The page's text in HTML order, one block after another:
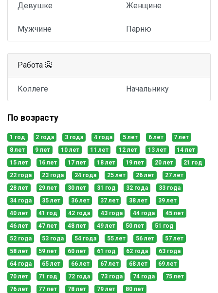
Девушке Женщине
Мужчине Парню
Работа 📀
Коллеге Начальнику
По возрасту
1 год 2 года 3 года 4 года 5 лет 6 лет
7 лет
8 лет
9 лет 10 лет 11 лет 12 лет 13 лет
14 лет
15 лет
16 лет 17 лет 18 лет 19 лет 20 лет
21 год
22 года
23 года 24 года 25 лет 26 лет
27 лет
28 лет
29 лет 30 лет 31 год 32 года
33 года
34 года
35 лет 36 лет 37 лет 38 лет
39 лет
40 лет
41 год 42 года 43 года 44 года
45 лет
46 лет
47 лет 48 лет 49 лет 50 лет
51 год
52 года
53 года 54 года 55 лет 56 лет
57 лет
58 лет
59 лет 60 лет 61 год 62 года
63 года
64 года
65 лет 66 лет 67 лет 68 лет
69 лет
70 лет
71 год 72 года 73 года 74 года
75 лет
76 лет
77 лет 78 лет 79 лет 80 лет